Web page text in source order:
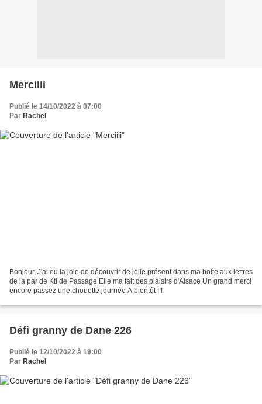
Merciiii
Publié le 14/10/2022 à 07:00
Par Rachel
Bonjour, J'ai eu la joie de découvrir de jolie présent dans ma boite aux lettres
de la par de Kti de Passage Elle ma fait des plaisirs d'Alsace Un grand merci
encore passez une chouette journée A bientôt !!!
Défi granny de Dane 226
Publié le 12/10/2022 à 19:00
Par Rachel